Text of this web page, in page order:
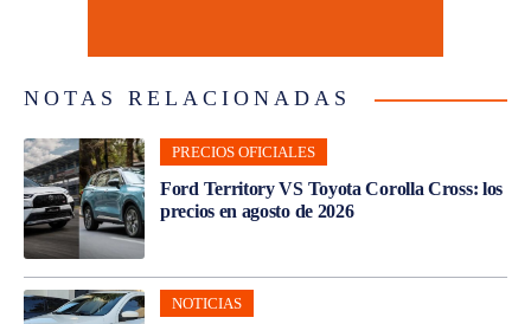
NOTAS RELACIONADAS
PRECIOS OFICIALES
Ford Territory VS Toyota Corolla Cross: los
precios en agosto de 2026
NOTICIAS